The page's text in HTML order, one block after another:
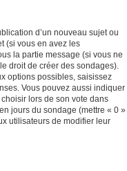
d’un nouveau sujet ou
(si vous en avez les
la partie message (si vous ne
droit de créer des sondages).
options possibles, saisissez
Vous pouvez aussi indiquer
lors de son vote dans
jours du sondage (mettre « 0 »
utilisateurs de modifier leur